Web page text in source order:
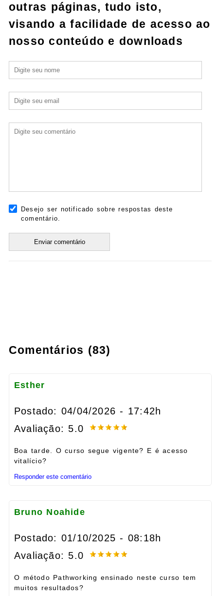
outras páginas, tudo isto,
visando a facilidade de acesso ao
nosso conteúdo e downloads
Desejo ser notificado sobre respostas deste
comentário.
Comentários (83)
Esther
Postado: 04/04/2026 - 17:42h
Avaliação: 5.0
Boa tarde. O curso segue vigente? E é acesso
vitalício?
Responder este comentário
Bruno Noahide
Postado: 01/10/2025 - 08:18h
Avaliação: 5.0
O método Pathworking ensinado neste curso tem
muitos resultados?